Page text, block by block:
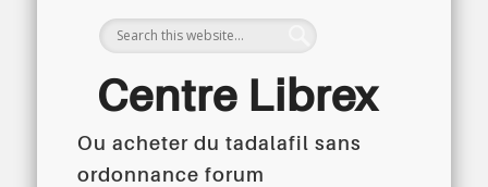
Centre Librex
Ou acheter du tadalafil sans
ordonnance forum